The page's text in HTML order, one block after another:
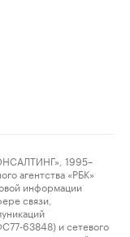
1995–
агентства «РБК»
информации
связи,
63848) и сетевого